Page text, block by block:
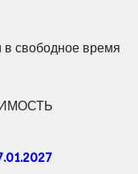
в свободное время